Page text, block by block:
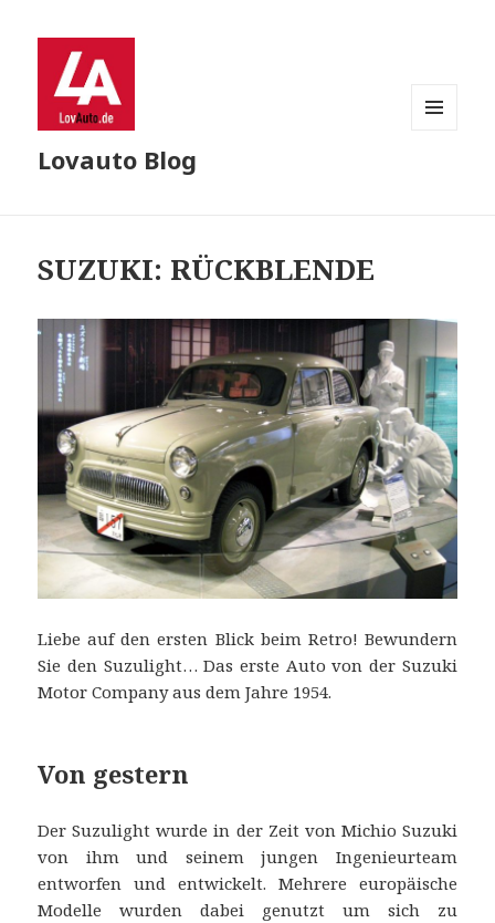
Lovauto Blog
SUZUKI: RÜCKBLENDE
Liebe auf den ersten Blick beim Retro! Bewundern
Sie den Suzulight… Das erste Auto von der Suzuki
Motor Company aus dem Jahre 1954.
Von gestern
Der Suzulight wurde in der Zeit von Michio Suzuki
von ihm und seinem jungen Ingenieurteam
entworfen und entwickelt. Mehrere europäische
Modelle wurden dabei genutzt um sich zu